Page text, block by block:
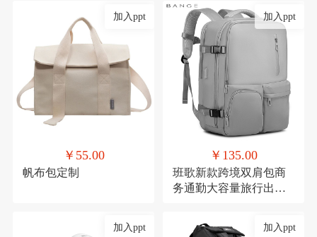
加入ppt
￥55.00
帆布包定制
加入ppt
￥135.00
班歌新款跨境双肩包商
务通勤大容量旅行出差
加入ppt 加入ppt